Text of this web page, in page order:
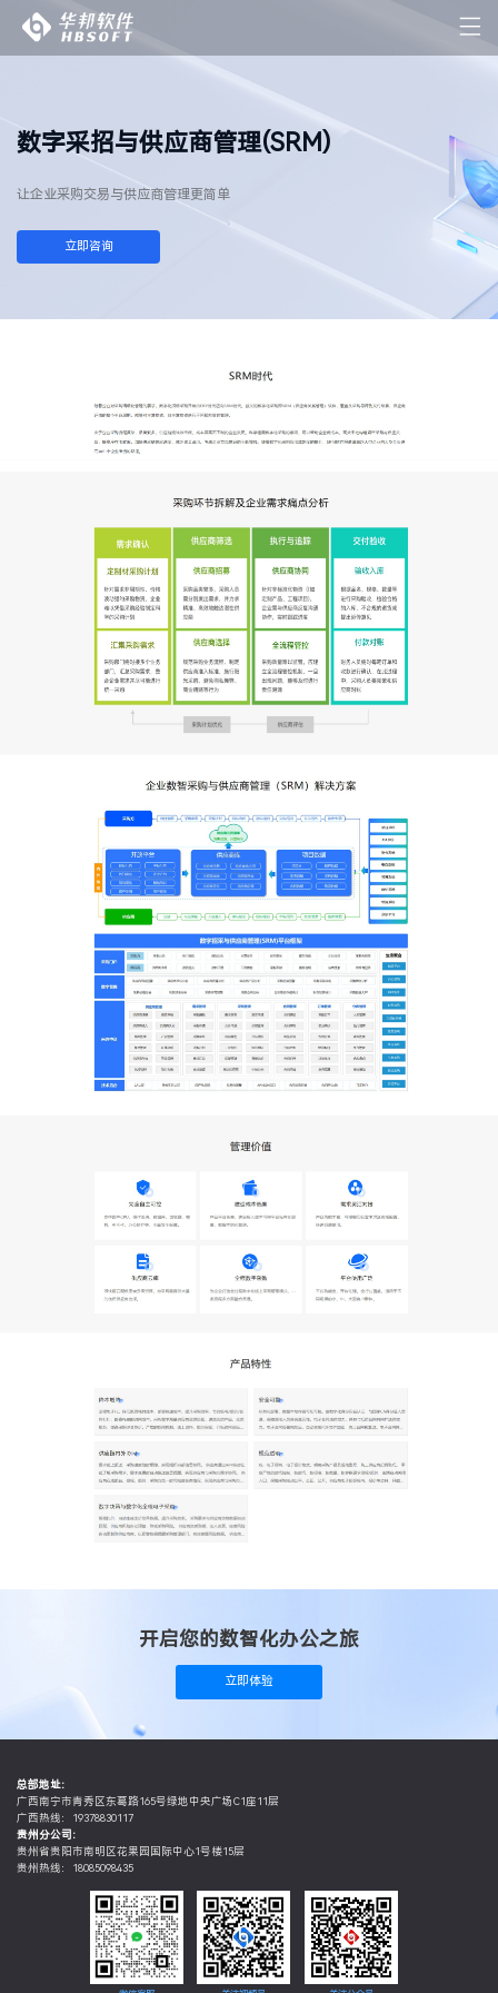
数字采招与供应商管理(SRM)
让企业采购交易与供应商管理更简单
立即咨询
开启您的数智化办公之旅
立即体验
总部地址：
广西南宁市青秀区东葛路165号绿地中央广场C1座11层
广西热线：19378830117
贵州分公司：
贵州省贵阳市南明区花果园国际中心1号楼15层
贵州热线：18085098435